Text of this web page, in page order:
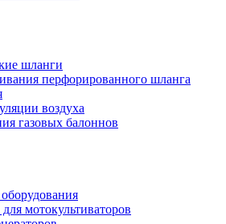
шланги
перфорированного шланга
воздуха
газовых балоннов
мотокультиваторов